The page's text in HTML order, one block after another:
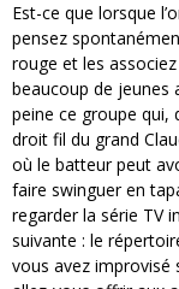
Est-ce que lorsque
pensez
rouge et les
beaucoup de jeunes
peine ce groupe qui,
droit fil du grand
où le batteur peut
faire swinguer en
regarder la série TV
suivante : le
vous avez improvisé